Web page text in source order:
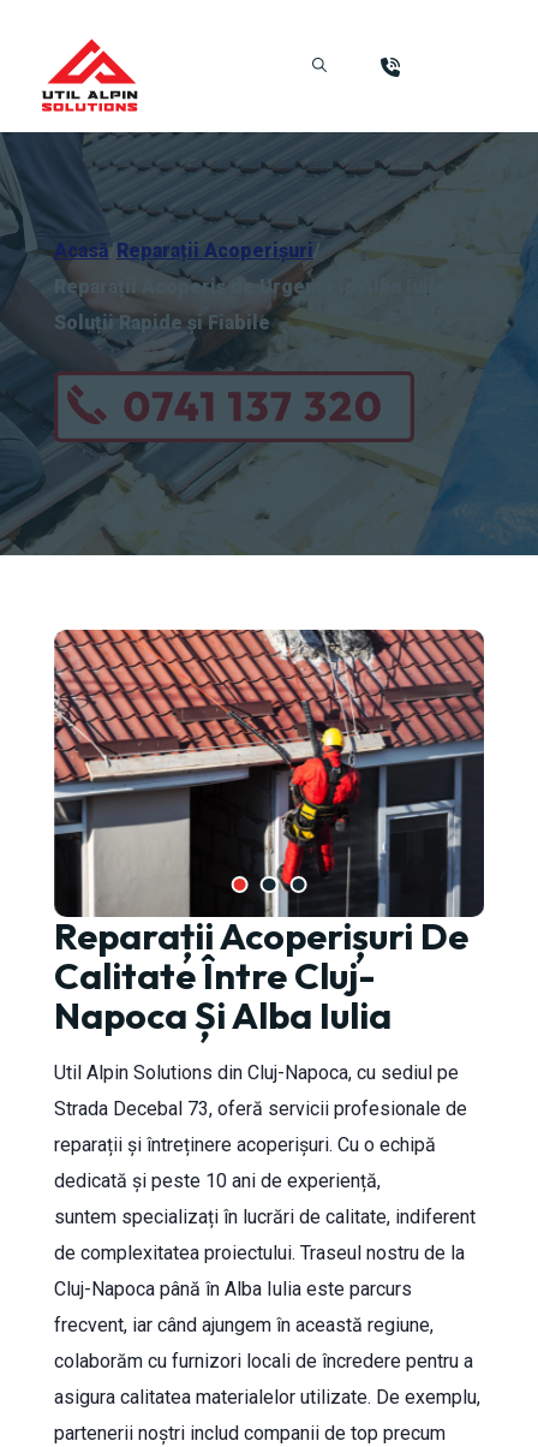
Acasă/ Reparații Acoperișuri/
Reparații Acoperiș de Urgență în Alba Iulia:
Soluții Rapide și Fiabile
Reparații Acoperișuri De
Calitate Între Cluj-
Napoca Și Alba Iulia
Util Alpin Solutions din Cluj-Napoca, cu sediul pe
Strada Decebal 73, oferă servicii profesionale de
reparații și întreținere acoperișuri. Cu o echipă
dedicată și peste 10 ani de experiență,
suntem specializați în lucrări de calitate, indiferent
de complexitatea proiectului. Traseul nostru de la
Cluj-Napoca până în Alba Iulia este parcurs
frecvent, iar când ajungem în această regiune,
colaborăm cu furnizori locali de încredere pentru a
asigura calitatea materialelor utilizate. De exemplu,
partenerii noștri includ companii de top precum